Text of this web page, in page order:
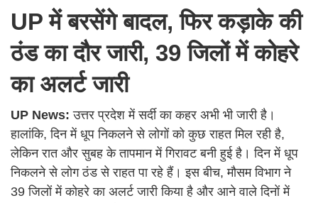
UP में बरसेंगे बादल, फिर कड़ाके की
ठंड का दौर जारी, 39 जिलों में कोहरे
का अलर्ट जारी
UP News:उत्तर प्रदेश में सर्दी का कहर अभी भी जारी है।
हालांकि, दिन में धूप निकलने से लोगों को कुछ राहत मिल रही है,
लेकिन रात और सुबह के तापमान में गिरावट बनी हुई है। दिन में धूप
निकलने से लोग ठंड से राहत पा रहे हैं। इस बीच, मौसम विभाग ने
39 जिलों में कोहरे का अलर्ट जारी किया है और आने वाले दिनों में